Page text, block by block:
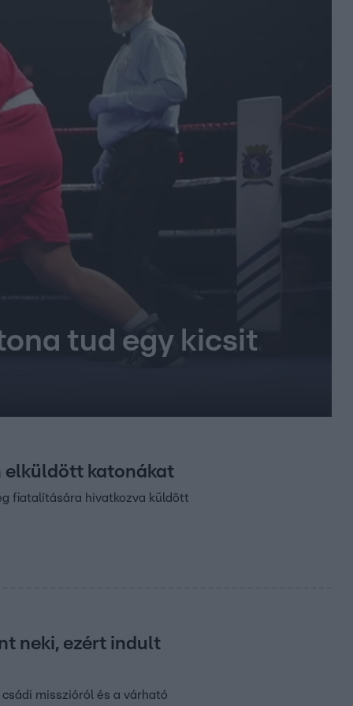
tud egy kicsit
elküldött katonákat
fiatalítására hivatkozva küldött
neki, ezért indult
misszióról és a várható